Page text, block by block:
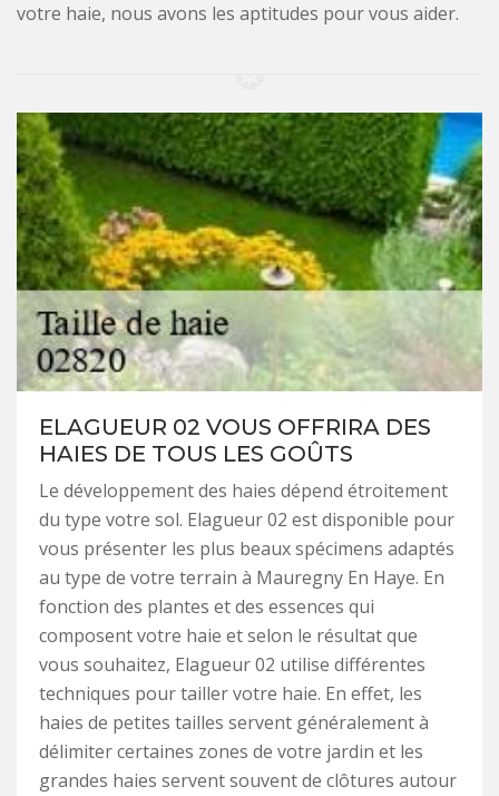
votre haie, nous avons les aptitudes pour vous aider.
ELAGUEUR 02 VOUS OFFRIRA DES
HAIES DE TOUS LES GOÛTS
Le développement des haies dépend étroitement
du type votre sol. Elagueur 02 est disponible pour
vous présenter les plus beaux spécimens adaptés
au type de votre terrain à Mauregny En Haye. En
fonction des plantes et des essences qui
composent votre haie et selon le résultat que
vous souhaitez, Elagueur 02 utilise différentes
techniques pour tailler votre haie. En effet, les
haies de petites tailles servent généralement à
délimiter certaines zones de votre jardin et les
grandes haies servent souvent de clôtures autour